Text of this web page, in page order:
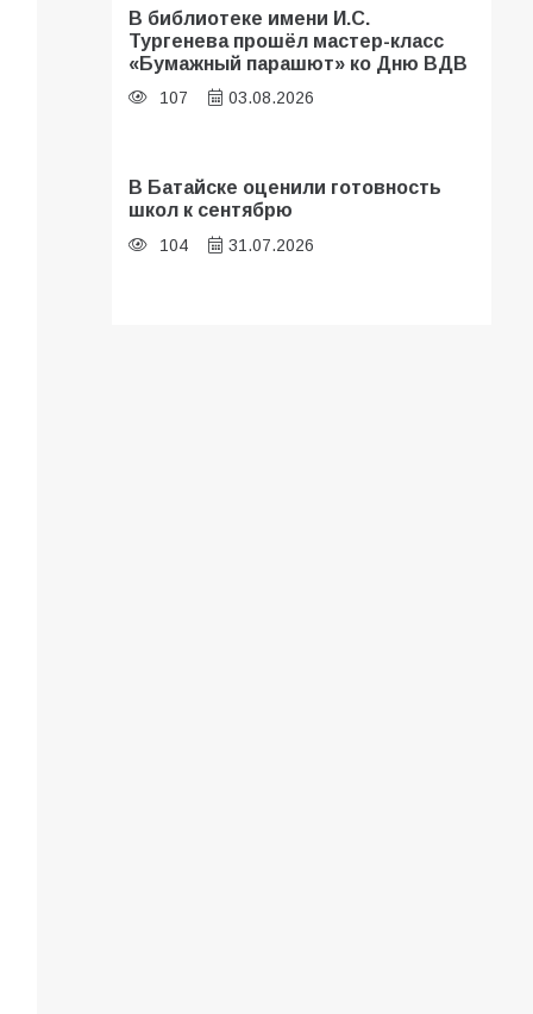
В библиотеке имени И.С.
Тургенева прошёл мастер-класс
«Бумажный парашют» ко Дню ВДВ
107 03.08.2026
В Батайске оценили готовность
школ к сентябрю
104 31.07.2026